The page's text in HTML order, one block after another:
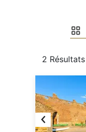
2 Résultats
Previous